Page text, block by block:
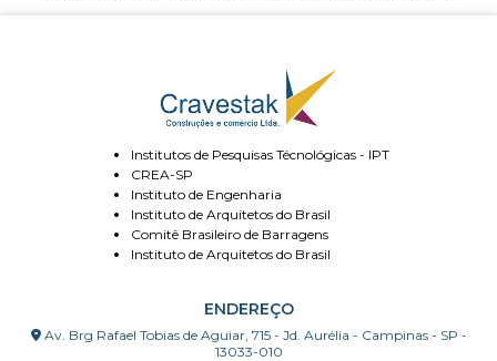
Institutos de Pesquisas Técnológicas - IPT
CREA-SP
Instituto de Engenharia
Instituto de Arquitetos do Brasil
Comitê Brasileiro de Barragens
Instituto de Arquitetos do Brasil
ENDEREÇO
Av. Brg Rafael Tobias de Aguiar, 715 - Jd. Aurélia - Campinas - SP -
13033-010